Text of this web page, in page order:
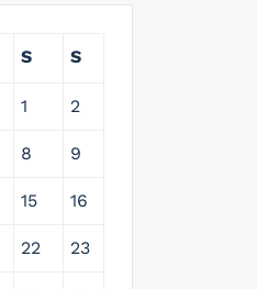
S S
1 2
8 9
15 16
22 23